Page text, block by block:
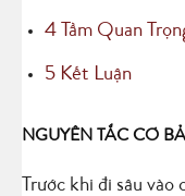
4 Tầm Quan
5 Kết Luận
NGUYÊN TẮC CƠ
Trước khi đi sâu